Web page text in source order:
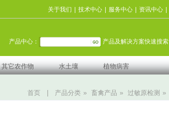
关于我们 技术中心 服务中心 资讯中心
产品中心： 产品及解决方案快速搜索
其它农作物 水土壤 植物病害
首页 产品分类 » 畜禽产品 » 过敏原检测 »